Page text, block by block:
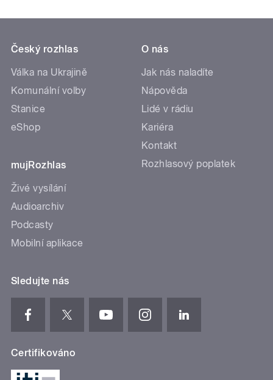
Český rozhlas
Válka na Ukrajině
Komunální volby
Stanice
eShop
mujRozhlas
Živé vysílání
Audioarchiv
Podcasty
Mobilní aplikace
O nás
Jak nás naladíte
Nápověda
Lidé v rádiu
Kariéra
Kontakt
Rozhlasový poplatek
Sledujte nás
Certifikováno